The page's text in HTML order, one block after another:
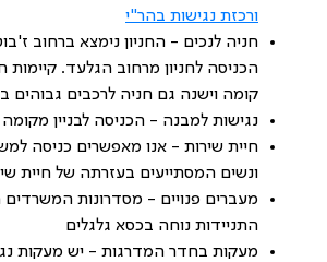
ורכזת נגישות בהר"י
הכניסה לחניון מרחוב הגלעד. קיימות
קומה וישנה גם חניה לרכבים גבוהים
נגישות למבנה - הכניסה לבניין מקומה 1- Eנגישה
חיית שירות - אנו מאפשרים כניסה
ונשים המסתייעים בעזרתה של חיית
מעברים פנויים - מסדרונות
התניידות נוחה בכסא גלגלים
מעקות בחדר המדרגות - יש מעקות